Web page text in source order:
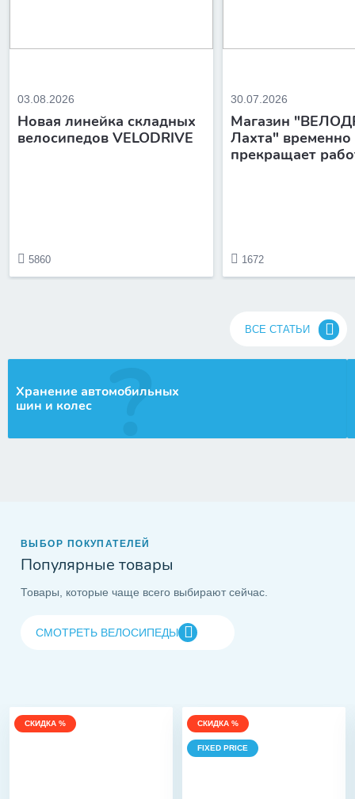
03.08.2026
Новая линейка складных
велосипедов VELODRIVE
5860
30.07.2026
Магазин
Лахта" временно
прекращает
1672
ВСЕ СТАТЬИ
Хранение автомобильных
шин и колес
ВЫБОР ПОКУПАТЕЛЕЙ
Популярные товары
Товары, которые чаще всего выбирают сейчас.
СМОТРЕТЬ ВЕЛОСИПЕДЫ
СКИДКА % СКИДКА %
FIXED PRICE